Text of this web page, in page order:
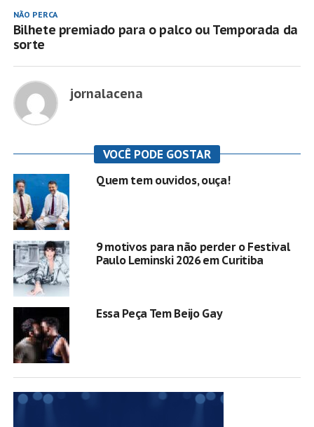
NÃO PERCA
Bilhete premiado para o palco ou Temporada da
sorte
jornalacena
VOCÊ PODE GOSTAR
Quem tem ouvidos, ouça!
9 motivos para não perder o Festival
Paulo Leminski 2026 em Curitiba
Essa Peça Tem Beijo Gay